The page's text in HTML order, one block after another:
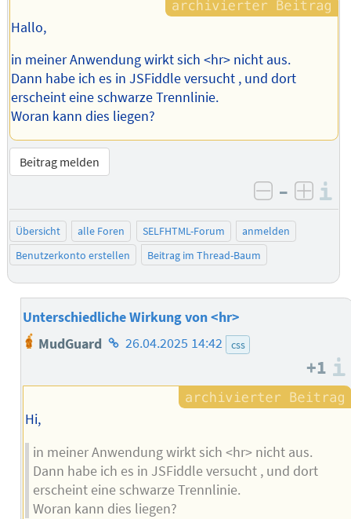
Hallo,
in meiner Anwendung wirkt sich <hr> nicht aus.
Dann habe ich es in JSFiddle versucht , und dort
erscheint eine schwarze Trennlinie.
Woran kann dies liegen?
Beitrag melden
negativ
–
Übersicht alle Foren SELFHTML-Forum
anmelden
Benutzerkonto erstellen
Beitrag im Thread-Baum
Unterschiedliche Wirkung von <hr>
MudGuard Homepage
Autors
26.04.2025 14:42 css
+1
Hi,
in meiner Anwendung wirkt sich <hr> nicht aus.
Dann habe ich es in JSFiddle versucht , und dort
erscheint eine schwarze Trennlinie.
Woran kann dies liegen?